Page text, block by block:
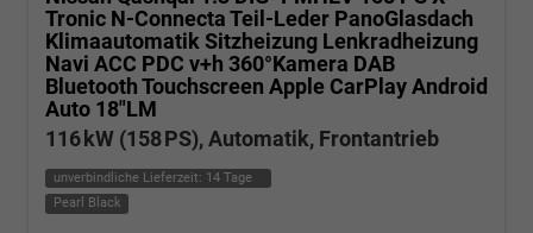
Tronic N-Connecta Teil-Leder PanoGlasdach
Klimaautomatik Sitzheizung Lenkradheizung
Navi ACC PDC v+h 360°Kamera DAB
Bluetooth Touchscreen Apple CarPlay Android
Auto 18"LM
116 kW (158 PS), Automatik, Frontantrieb
unverbindliche Lieferzeit: 14 Tage
Pearl Black